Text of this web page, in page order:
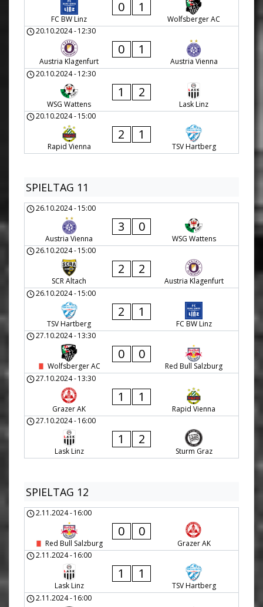
FC BW Linz
0 1
Wolfsberger AC
20.10.2024-12:30
Austria Klagenfurt
0 1
Austria Vienna
20.10.2024-12:30
WSG Wattens
1 2
Lask Linz
20.10.2024-15:00
Rapid Vienna
2 1
TSV Hartberg
SPIELTAG 11
26.10.2024-15:00
Austria Vienna
3 0
WSG Wattens
26.10.2024-15:00
SCR Altach
2 2
Austria Klagenfurt
26.10.2024-15:00
TSV Hartberg
2 1
FC BW Linz
27.10.2024-13:30
Wolfsberger AC
0 0
Red Bull Salzburg
27.10.2024-13:30
Grazer AK
1 1
Rapid Vienna
27.10.2024-16:00
Lask Linz
1 2
Sturm Graz
SPIELTAG 12
2.11.2024-16:00
Red Bull Salzburg
0 0
Grazer AK
2.11.2024-16:00
Lask Linz
1 1
TSV Hartberg
2.11.2024-16:00